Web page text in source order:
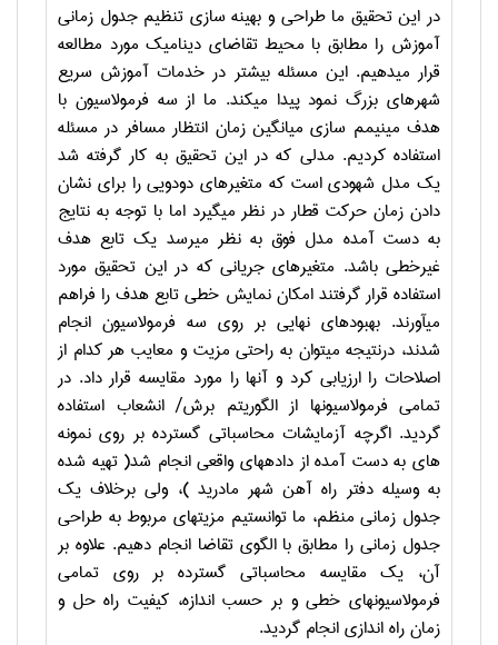
در این تحقیق ما طراحی و بهینه سازی تنظیم جدول زمانی
آموزش را مطابق با محیط تقاضای دینامیک مورد مطالعه
قرار می‏دهیم. این مسئله بیشتر در خدمات آموزش سریع
شهرهای بزرگ نمود پیدا می‏کند. ما از سه فرمولاسیون با
هدف مینیمم سازی میانگین زمان انتظار مسافر در مسئله
استفاده کردیم. مدلی که در این تحقیق به کار گرفته شد
یک مدل شهودی است که متغیرهای دودویی را برای نشان
دادن زمان حرکت قطار در نظر می‏گیرد اما با توجه به نتایج
به دست آمده مدل فوق به نظر می‏رسد یک تابع هدف
غیرخطی باشد. متغیرهای جریانی که در این تحقیق مورد
استفاده قرار گرفتند امکان نمایش خطی تابع هدف را فراهم
می‏آورند. بهبودهای نهایی بر روی سه فرمولاسیون انجام
شدند، درنتیجه می‏توان به راحتی مزیت و معایب هر کدام از
اصلاحات را ارزیابی کرد و آنها را مورد مقایسه قرار داد. در
تمامی فرمولاسیونها از الگوریتم برش/ انشعاب استفاده
گردید. اگرچه آزمایشات محاسباتی گسترده بر روی نمونه
های به دست آمده از داده‏های واقعی انجام شد( تهیه شده
به وسیله دفتر راه آهن شهر مادرید )، ولی برخلاف یک
جدول زمانی منظم، ما توانستیم مزیتهای مربوط به طراحی
جدول زمانی را مطابق با الگوی تقاضا انجام دهیم. علاوه بر
آن، یک مقایسه محاسباتی گسترده بر روی تمامی
فرمولاسیونهای خطی و بر حسب اندازه، کیفیت راه حل و
زمان راه اندازی انجام گردید.